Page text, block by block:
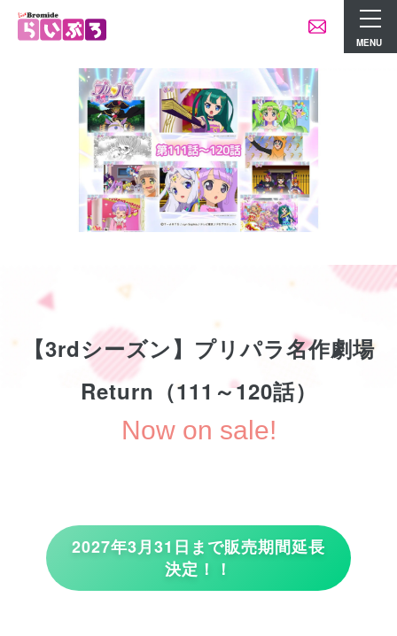
MENU
【3rdシーズン】プリパラ名作劇場
Return（111～120話）
Now on sale!
2027年3月31日まで販売期間延長
決定！！